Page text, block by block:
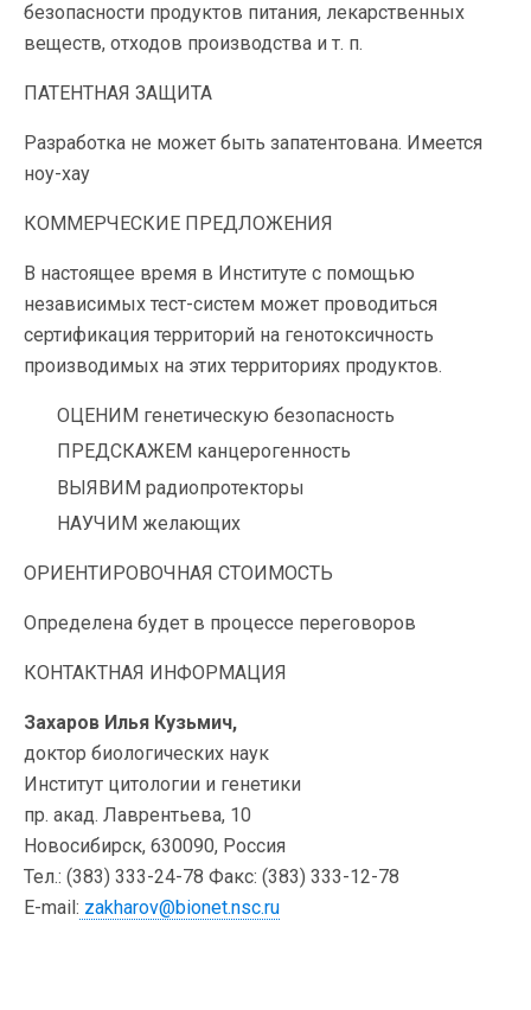
безопасности продуктов питания, лекарственных
веществ, отходов производства и т. п.
ПАТЕНТНАЯ ЗАЩИТА
Разработка не может быть запатентована. Имеется
ноу-хау
КОММЕРЧЕСКИЕ ПРЕДЛОЖЕНИЯ
В настоящее время в Институте с помощью
независимых тест-систем может проводиться
сертификация территорий на генотоксичность
производимых на этих территориях продуктов.
ОЦЕНИМ генетическую безопасность
ПРЕДСКАЖЕМ канцерогенность
ВЫЯВИМ радиопротекторы
НАУЧИМ желающих
ОРИЕНТИРОВОЧНАЯ СТОИМОСТЬ
Определена будет в процессе переговоров
КОНТАКТНАЯ ИНФОРМАЦИЯ
Захаров Илья Кузьмич,
доктор биологических наук
Институт цитологии и генетики
пр. акад. Лаврентьева, 10
Новосибирск, 630090, Россия
Тел.: (383) 333-24-78 Факс: (383) 333-12-78
E-mail: zakharov@bionet.nsc.ru